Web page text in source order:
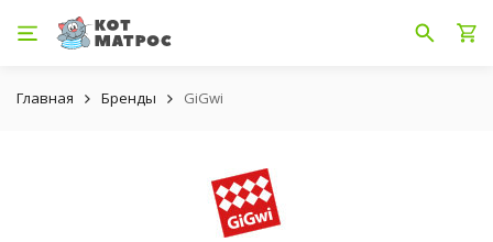
Главная Бренды GiGwi